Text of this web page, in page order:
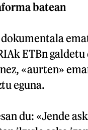
batean
ETBn
«aurten»
eguna.
du: «Jende